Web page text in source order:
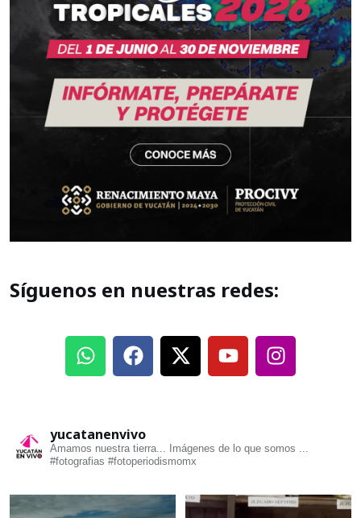
Síguenos en nuestras redes:
yucatanenvivo
Amamos nuestra tierra... Imágenes de lo que somos ...
#fotografias #fotoperiodismomx